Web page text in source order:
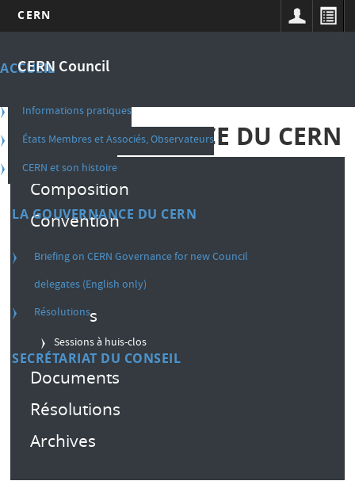
contenu
CERN
CERN Council
Main
french
ACCUEIL
Informations pratiques
États Membres et Associés, Observateurs
CERN et son histoire
LA GOUVERNANCE DU CERN
Briefing on CERN Governance for new Council
delegates (English only)
Résolutions
SECRÉTARIAT DU CONSEIL
LA GOUVERNANCE DU CERN
Composition
Convention
Règlement intérieur
Décisions
Sessions
Sessions à huis-clos
Documents
Résolutions
Archives